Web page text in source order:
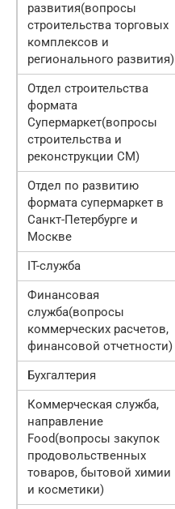
развития(вопросы
строительства торговых
комплексов и
регионального развития)
Oтдел строительства
формата
Супермаркет(вопросы
строительства и
реконструкции СМ)
Отдел по развитию
формата супермаркет в
Санкт-Петербурге и
Москве
IT-служба
Финансовая
служба(вопросы
коммерческих расчетов,
финансовой отчетности)
Бухгалтерия
Коммерческая служба,
направление
Food(вопросы закупок
продовольственных
товаров, бытовой химии
и косметики)